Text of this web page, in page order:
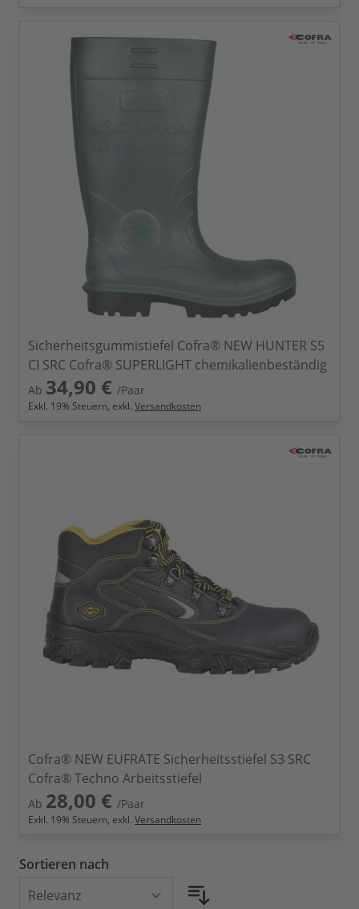
Sicherheitsgummistiefel Cofra® NEW HUNTER S5
CI SRC Cofra® SUPERLIGHT chemikalienbeständig
Ab 34,90 € /Paar
Exkl. 19% Steuern, exkl. Versandkosten
Cofra® NEW EUFRATE Sicherheitsstiefel S3 SRC
Cofra® Techno Arbeitsstiefel
Ab 28,00 € /Paar
Exkl. 19% Steuern, exkl. Versandkosten
Sortieren nach